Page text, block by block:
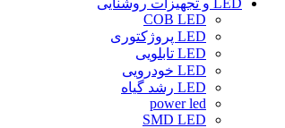
LED و تجهیزات روشنایی
COB LED
LED پروژکتوری
LED تابلویی
LED خودرویی
LED رشد گیاه
power led
SMD LED